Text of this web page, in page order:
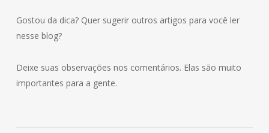
Gostou da dica? Quer sugerir outros artigos para você ler
nesse blog?
Deixe suas observações nos comentários. Elas são muito
importantes para a gente.